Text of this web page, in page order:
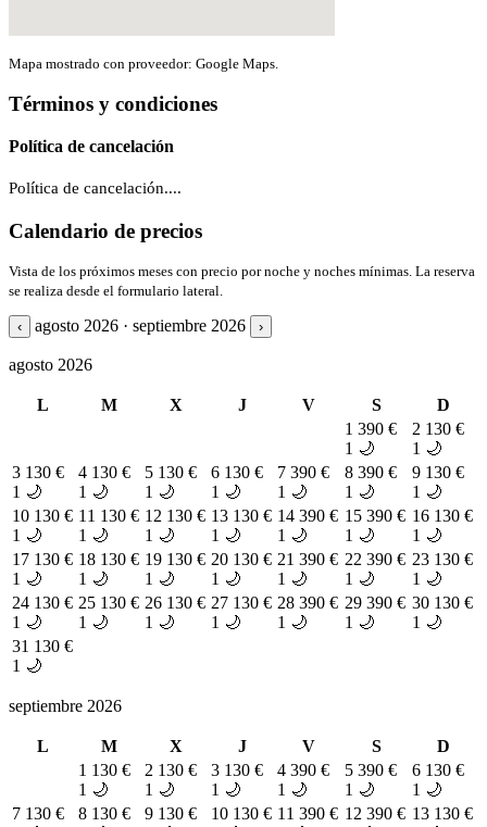
Mapa mostrado con proveedor: Google Maps.
Términos y condiciones
Política de cancelación
Política de cancelación....
Calendario de precios
Vista de los próximos meses con precio por noche y noches mínimas. La reserva
se realiza desde el formulario lateral.
‹ agosto 2026 · septiembre 2026 ›
agosto 2026
L M X J V S
D
1 390 €
1 🌙
2 130 €
1 🌙
3 130 €
1 🌙
4 130 €
1 🌙
5 130 €
1 🌙
6 130 €
1 🌙
7 390 €
1 🌙
8 390 €
1 🌙
9 130 €
1 🌙
10 130 €
1 🌙
11 130 €
1 🌙
12 130 €
1 🌙
13 130 €
1 🌙
14 390 €
1 🌙
15 390 €
1 🌙
16 130 €
1 🌙
17 130 €
1 🌙
18 130 €
1 🌙
19 130 €
1 🌙
20 130 €
1 🌙
21 390 €
1 🌙
22 390 €
1 🌙
23 130 €
1 🌙
24 130 €
1 🌙
25 130 €
1 🌙
26 130 €
1 🌙
27 130 €
1 🌙
28 390 €
1 🌙
29 390 €
1 🌙
30 130 €
1 🌙
31 130 €
1 🌙
septiembre 2026
L M X J V S
D
1 130 €
1 🌙
2 130 €
1 🌙
3 130 €
1 🌙
4 390 €
1 🌙
5 390 €
1 🌙
6 130 €
1 🌙
7 130 €
8 130 €
9 130 €
10 130 € 11 390 € 12 390 € 13 130 €